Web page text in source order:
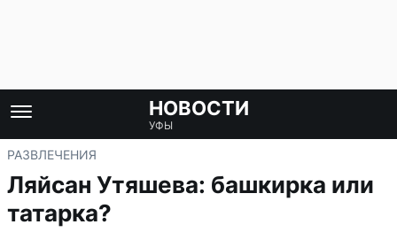
НОВОСТИ
УФЫ
РАЗВЛЕЧЕНИЯ
Ляйсан Утяшева: башкирка или
татарка?